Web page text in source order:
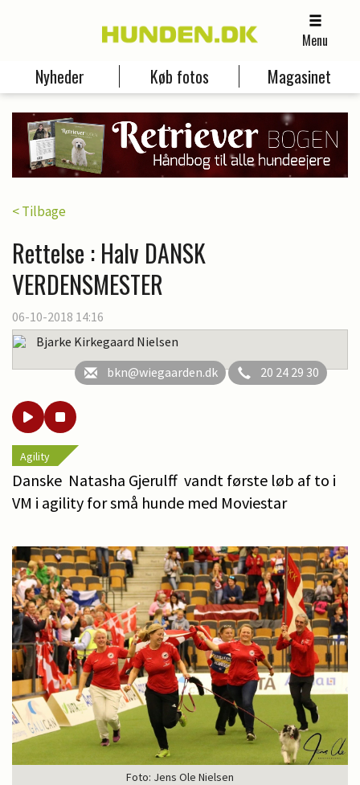
Menu
Nyheder Køb fotos Magasinet
< Tilbage
Rettelse : Halv DANSK
VERDENSMESTER
06-10-2018 14:16
Bjarke Kirkegaard Nielsen
bkn@wiegaarden.dk
20 24 29 30
Agility
Danske Natasha Gjerulff vandt første løb af to i
VM i agility for små hunde med Moviestar
Foto: Jens Ole Nielsen